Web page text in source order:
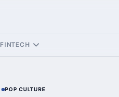
FINTECH
POP CULTURE